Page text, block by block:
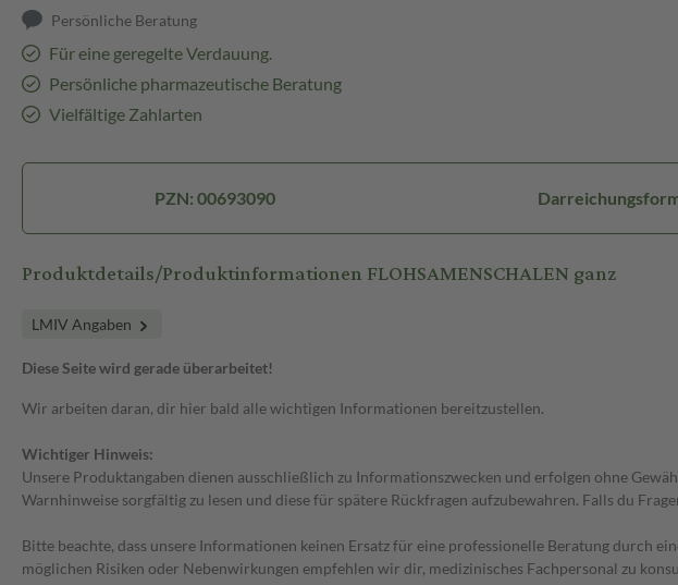
Persönliche Beratung
Für eine geregelte Verdauung.
Persönliche pharmazeutische Beratung
Vielfältige Zahlarten
PZN: 00693090
Produktdetails/Produktinformationen FLOHSAMENSCHALEN ganz
LMIV Angaben
Diese Seite wird gerade überarbeitet!
Wir arbeiten daran, dir hier bald alle wichtigen Informationen bereitzustellen.
Wichtiger Hinweis:
Unsere Produktangaben dienen ausschließlich zu Informationszwecken und erfolgen ohne
Warnhinweise sorgfältig zu lesen und diese für spätere Rückfragen aufzubewahren. Falls du
Bitte beachte, dass unsere Informationen keinen Ersatz für eine professionelle Beratung durch
möglichen Risiken oder Nebenwirkungen empfehlen wir dir, medizinisches Fachpersonal zu